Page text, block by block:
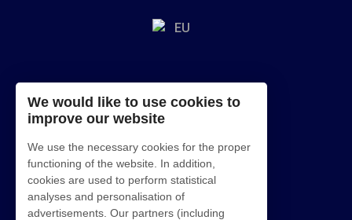
We would like to use cookies to
improve our website
We use the necessary cookies for the proper
functioning of the website. In addition,
cookies are used to perform statistical
analyses and personalisation of
advertisements. Our partners (including